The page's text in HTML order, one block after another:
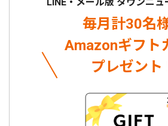
毎月計30名
Amazonギフト
プレゼント